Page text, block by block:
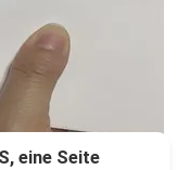
eine Seite